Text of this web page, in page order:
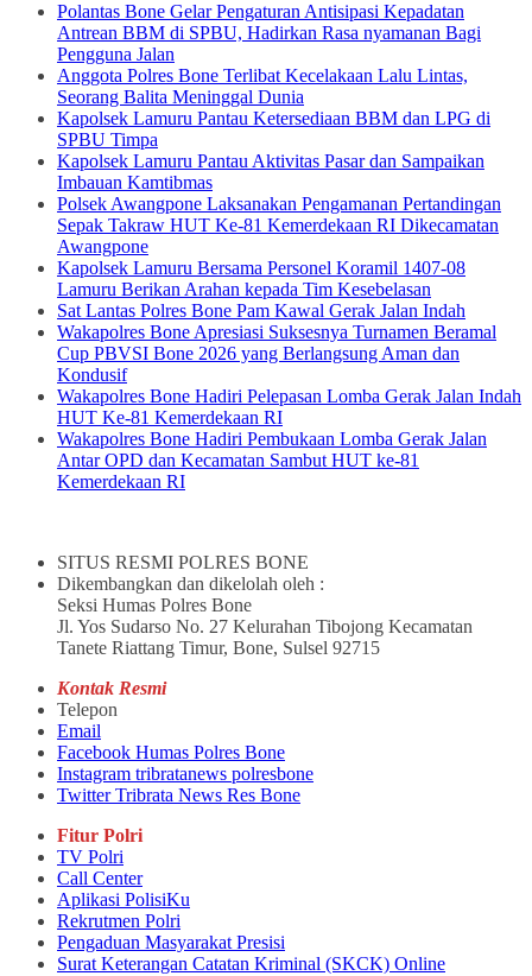
Polantas Bone Gelar Pengaturan Antisipasi Kepadatan
Antrean BBM di SPBU, Hadirkan Rasa nyamanan Bagi
Pengguna Jalan
Anggota Polres Bone Terlibat Kecelakaan Lalu Lintas,
Seorang Balita Meninggal Dunia
Kapolsek Lamuru Pantau Ketersediaan BBM dan LPG di
SPBU Timpa
Kapolsek Lamuru Pantau Aktivitas Pasar dan Sampaikan
Imbauan Kamtibmas
Polsek Awangpone Laksanakan Pengamanan Pertandingan
Sepak Takraw HUT Ke-81 Kemerdekaan RI Dikecamatan
Awangpone
Kapolsek Lamuru Bersama Personel Koramil 1407-08
Lamuru Berikan Arahan kepada Tim Kesebelasan
Sat Lantas Polres Bone Pam Kawal Gerak Jalan Indah
Wakapolres Bone Apresiasi Suksesnya Turnamen Beramal
Cup PBVSI Bone 2026 yang Berlangsung Aman dan
Kondusif
Wakapolres Bone Hadiri Pelepasan Lomba Gerak Jalan Indah
HUT Ke-81 Kemerdekaan RI
Wakapolres Bone Hadiri Pembukaan Lomba Gerak Jalan
Antar OPD dan Kecamatan Sambut HUT ke-81
Kemerdekaan RI
SITUS RESMI POLRES BONE
Dikembangkan dan dikelolah oleh :
Seksi Humas Polres Bone
Jl. Yos Sudarso No. 27 Kelurahan Tibojong Kecamatan
Tanete Riattang Timur, Bone, Sulsel 92715
Kontak Resmi
Telepon
Email
Facebook Humas Polres Bone
Instagram tribratanews polresbone
Twitter Tribrata News Res Bone
Fitur Polri
TV Polri
Call Center
Aplikasi PolisiKu
Rekrutmen Polri
Pengaduan Masyarakat Presisi
Surat Keterangan Catatan Kriminal (SKCK) Online